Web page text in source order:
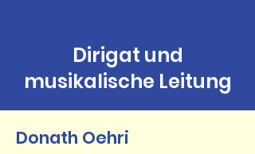
Dirigat und
musikalische Leitung
Donath Oehri